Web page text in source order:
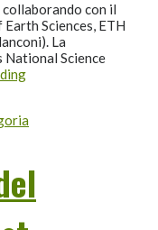
con il
Sciences, ETH
La
National Science